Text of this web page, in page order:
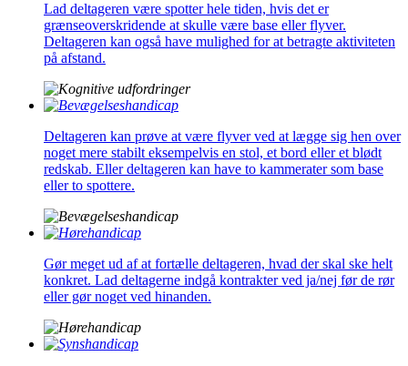
Lad deltageren være spotter hele tiden, hvis det er
grænseoverskridende at skulle være base eller flyver.
Deltageren kan også have mulighed for at betragte aktiviteten
på afstand.
Deltageren kan prøve at være flyver ved at lægge sig hen over
noget mere stabilt eksempelvis en stol, et bord eller et blødt
redskab. Eller deltageren kan have to kammerater som base
eller to spottere.
Gør meget ud af at fortælle deltageren, hvad der skal ske helt
konkret. Lad deltagerne indgå kontrakter ved ja/nej før de rør
eller gør noget ved hinanden.